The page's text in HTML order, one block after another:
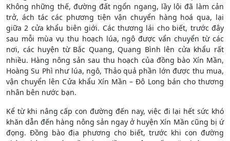
Không những thế, đường đất ngổn ngang, lầy lội đã làm cản
trở, ách tác các phương tiện vận chuyển hàng hoá qua, lại
giữa 2 cửa khẩu biên giới. Các thương lái cho biết, trước đây
sau mỗi mùa vụ thu hoạch lúa, ngô được vẩn chuyển từ các
nơi, các huyện từ Bắc Quang, Quang Bình lên cửa khẩu rất
nhiều. Hàng nông sản sau thu hoạch của đồng bào Xín Mần,
Hoàng Su Phì như lúa, ngô, Thảo quả phần lớn được thu mua,
vận chuyển lên Cửa khẩu Xín Mần – Đô Long bán cho thương
nhân bên nước bạn.
Kể từ khi nâng cấp con đường đến nay, việc đi lại hết sức khó
khăn dẫn đến hàng nông sản ngay ở huyện Xín Mần cũng bị ứ
đọng. Đồng bào địa phương cho biết, trước khi con đường